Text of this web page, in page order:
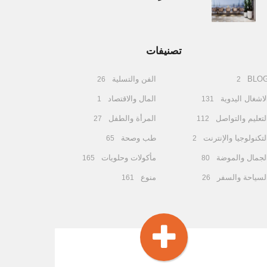
تصنيفات
2
الاشغال اليدوية 131
التعليم والتواصل 112
التكنولوجيا والإنترنت 2
الجمال والموضة 80
السياحة والسفر 26
الفن والتسلية 26
المال والاقتصاد 1
المرأة والطفل 27
طب وصحة 65
مأكولات وحلويات 165
منوع 161